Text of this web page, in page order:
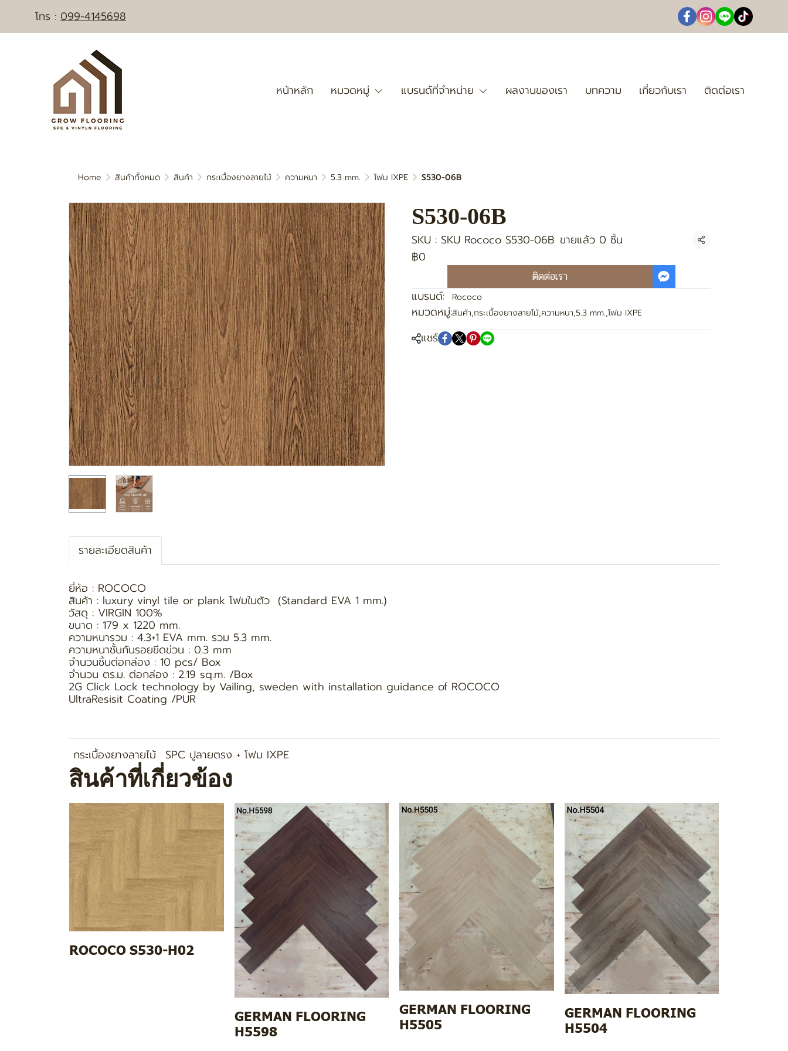
โทร : 099-4145698
หน้าหลัก หมวดหมู่ แบรนด์ที่จำหน่าย ผลงานของเรา บทความ เกี่ยวกับเรา ติดต่อเรา
Home สินค้าทั้งหมด สินค้า กระเบื้องยางลายไม้ ความหนา 5.3 mm. โฟม IXPE S530-06B
S530-06B
SKU : SKU Rococo S530-06B ขายแล้ว 0 ชิ้น แชร์
฿0
ติดต่อเรา
แบรนด์:
Rococo
หมวดหมู่:สินค้า,กระเบื้องยางลายไม้,ความหนา,5.3 mm.,โฟม IXPE
แชร์
รายละเอียดสินค้า
ยี่ห้อ : ROCOCO
สินค้า : luxury vinyl tile or plank โฟมในตัว (Standard EVA 1 mm.)
วัสดุ : VIRGIN 100%
ขนาด : 179 x 1220 mm.
ความหนารวม : 4.3+1 EVA mm. รวม 5.3 mm.
ความหนาชั้นกันรอยขีดข่วน : 0.3 mm
จำนวนชิ้นต่อกล่อง : 10 pcs/ Box
จำนวน ตร.ม. ต่อกล่อง : 2.19 sq.m. /Box
2G Click Lock technology by Vailing, sweden with installation guidance of ROCOCO
UltraResisit Coating /PUR
กระเบื้องยางลายไม้ SPC ปูลายตรง + โฟม IXPE
สินค้าที่เกี่ยวข้อง
ROCOCO S530-H02
GERMAN FLOORING
H5598
GERMAN FLOORING
H5505
GERMAN FLOORING
H5504